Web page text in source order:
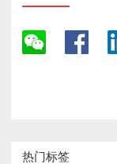
热门标签